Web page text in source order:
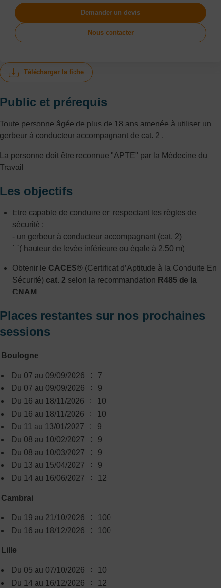
Télécharger la fiche
Public et prérequis
Toute personne âgée de plus de 18 ans amenée à utiliser un
gerbeur à conducteur accompagnant de cat. 2 .
La personne doit être reconnue "APTE" par la Médecine du
Travail
Les objectifs
Etre capable de conduire en respectant les règles de
sécurité :
- un gerbeur à conducteur accompagnant (cat. 2)
` `( hauteur de levée inférieure ou égale à 2,50 m)
Obtenir le CACES® (Certificat d’Aptitude à la Conduite En
Sécurité) cat. 2 selon la recommandation R485 de la
CNAM .
Places restantes sur nos prochaines
sessions
Boulogne
Du 07 au 09/09/2026 :
7
Du 07 au 09/09/2026
:
9
Du 16 au 18/11/2026
:
10
Du 16 au 18/11/2026
:
10
Du 11 au 13/01/2027
:
9
Du 08 au 10/02/2027
:
9
Du 08 au 10/03/2027
:
9
Du 13 au 15/04/2027
:
9
Du 14 au 16/06/2027
: 12
Cambrai
Du 19 au 21/10/2026 :
100
Du 16 au 18/12/2026
: 100
Lille
Du 05 au 07/10/2026 :
10
Du 14 au 16/12/2026
: 12
Demander un devis
Nous contacter